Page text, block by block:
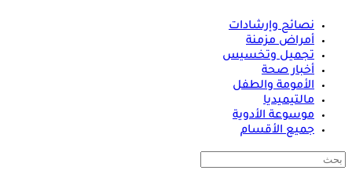
نصائح وإرشادات
أمراض مزمنة
تجميل وتخسيس
أخبار صحة
الأمومة والطفل
مالتيميديا
موسوعة الأدوية
جميع الأقسام